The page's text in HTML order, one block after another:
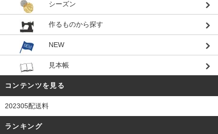
シーズン
作るものから探す
NEW
見本帳
コンテンツを見る
202305配送料
ランキング